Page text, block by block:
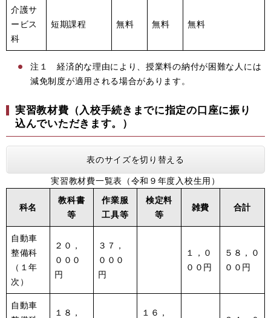
介護サ
ービス
科
短期課程 無料 無料 無料
注１ 経済的な理由により、授業料の納付が困難な人には
減免制度が適用される場合があります。
実習教材費（入校手続きまでに指定の口座に振り
込んでいただきます。）
表のサイズを切り替える
実習教材費一覧表（令和９年度入校生用）
科名
教科書
等
作業服
工具等
検定料
等
雑費 合計
自動車
整備科
（１年
次）
２０，
０００
円
３７，
０００
円
１，０
００円
５８，０
００円
自動車
１８， １６，